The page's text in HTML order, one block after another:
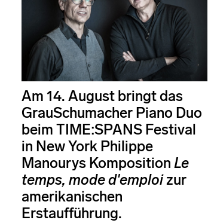
Am 14. August bringt das
GrauSchumacher Piano Duo
beim TIME:SPANS Festival
in New York Philippe
Manourys Komposition Le
temps, mode d'emploizur
amerikanischen
Erstaufführung.